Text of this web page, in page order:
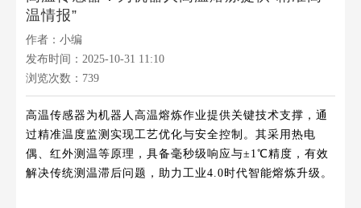
温情报”
作者：小编
发布时间：2025-10-31 11:10
浏览次数： 739
高温传感器为机器人高温熔炼作业提供关键技术支撑，通
过精准温度监测实现工艺优化与安全控制。其采用热电
偶、红外测温等原理，具备毫秒级响应与±1℃精度，有效
解决传统测温滞后问题，助力工业4.0时代智能熔炼升级。